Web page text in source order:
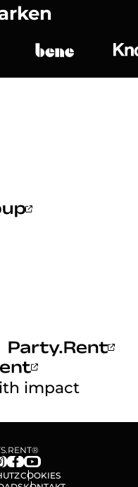
impact
COOKIES